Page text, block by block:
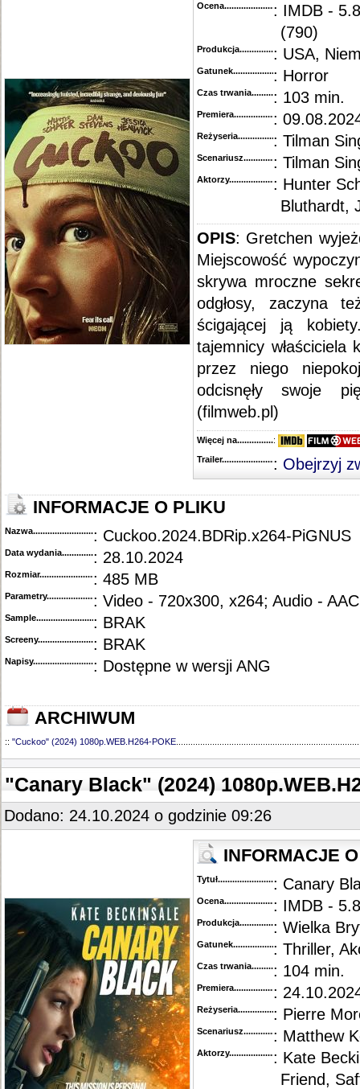
Ocena.............................................
: IMDB -
(790)
Produkcja.........................................
: USA,
Gatunek...........................................
: Horror
Czas trwania......................................
: 103 min.
Premiera..........................................
:
Reżyseria........................................
: Tilman
Scenariusz........................................
: Tilman
Aktorzy...........................................
: Hunter
Bluthardt,
OPIS: Gretchen
Miejscowość
skrywa mroczne
odgłosy, zaczyna
ścigającej ją
tajemnicy właściciela
przez niego
odcisnęły swoje
(filmweb.pl)
Więcej na........................................
:
Trailer...........................................
: Obejrzyj
INFORMACJE O PLIKU
Nazwa.............................................: Cuckoo.2024.BDRip.x264-PiGNUS
Data wydania......................................
: 28.10.2024
Rozmiar...........................................
: 485 MB
Parametry.........................................: Video - 720x300, x264; Audio - AAC
Sample............................................
: BRAK
Screeny...........................................
: BRAK
Napisy............................................: Dostępne w wersji ANG
ARCHIWUM
:: "Cuckoo" (2024) 1080p.WEB.H264-POKE
"Canary Black" (2024)
Dodano: 24.10.2024 o godzinie 09:26
INFORMACJE
Tytuł............................................
: Canary
Ocena.............................................
: IMDB -
Produkcja.........................................
: Wielka
Gatunek...........................................
: Thriller,
Czas trwania......................................
: 104 min.
Premiera..........................................
:
Reżyseria........................................
: Pierre
Scenariusz........................................
: Matthew
Aktorzy...........................................
: Kate
Friend,